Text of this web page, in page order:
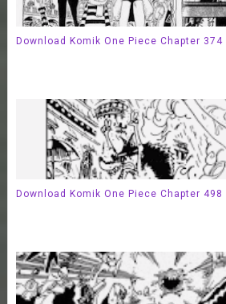
Download Komik One Piece Chapter 374
Download Komik One Piece Chapter 498